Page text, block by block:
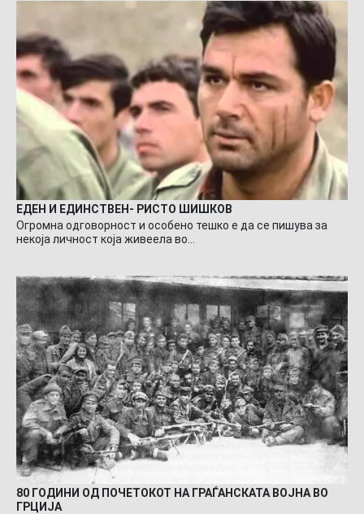
ЕДЕН И ЕДИНСТВЕН- РИСТО ШИШКОВ
Огромна одговорност и особено тешко е да се пишува за
некоја личност која живеела во…
80 ГОДИНИ ОД ПОЧЕТОКОТ НА ГРАЃАНСКАТА ВОЈНА ВО
ГРЦИЈА